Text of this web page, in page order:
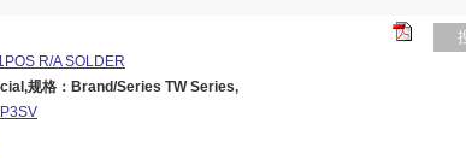
R/A SOLDER
规格：Brand/Series TW Series,